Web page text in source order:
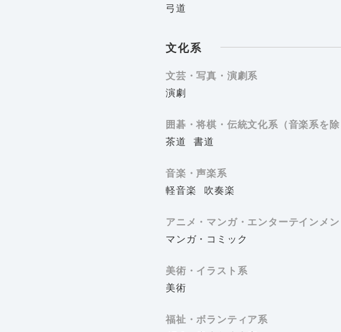
弓道
文化系
文芸・写真・演劇系
演劇
囲碁・将棋・伝統文化系（音楽系を除
茶道
書道
音楽・声楽系
軽音楽
吹奏楽
アニメ・マンガ・エンターテインメ
マンガ・コミック
美術・イラスト系
美術
福祉・ボランティア系